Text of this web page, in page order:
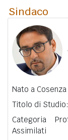
Sindaco
Nato a
Titolo di
Categoria
Assimilati